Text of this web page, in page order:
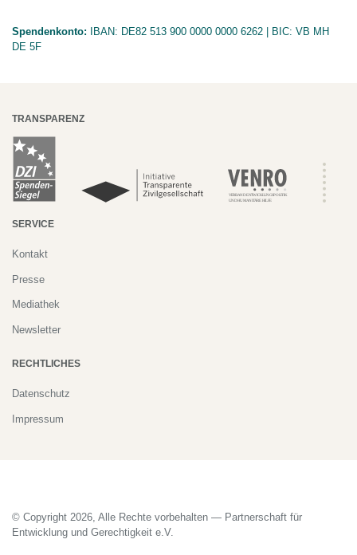
Spendenkonto: IBAN: DE82 513 900 0000 0000 6262 | BIC: VB MH
DE 5F
TRANSPARENZ
SERVICE
Kontakt
Presse
Mediathek
Newsletter
RECHTLICHES
Datenschutz
Impressum
© Copyright 2026, Alle Rechte vorbehalten — Partnerschaft für
Entwicklung und Gerechtigkeit e.V.